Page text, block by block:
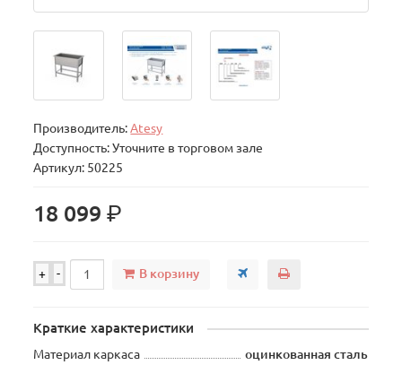
Производитель:Atesy
Доступность: Уточните в торговом зале
Артикул: 50225
18 099р.
+ - В корзину
Краткие характеристики
Материал каркаса
оцинкованная сталь